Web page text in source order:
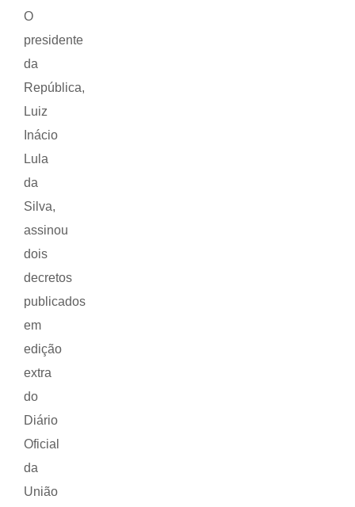
O
presidente
da
República,
Luiz
Inácio
Lula
da
Silva,
assinou
dois
decretos
publicados
em
edição
extra
do
Diário
Oficial
da
União